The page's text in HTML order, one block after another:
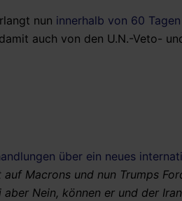
nun innerhalb von 60 Tagen
auch von den U.N.-Veto-
über ein neues
Macrons und nun Trumps
Nein, können er und der